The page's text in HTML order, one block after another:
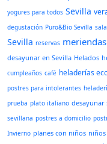
yogures para todos Sevilla
degustación Puro&Bio Sevilla
Sevilla reservas
desayunar en Sevilla Helados
cumpleaños café heladerías
postres para intolerantes
prueba plato italiano desayunar
sevillana postres a domicilio
Invierno planes con niños niños